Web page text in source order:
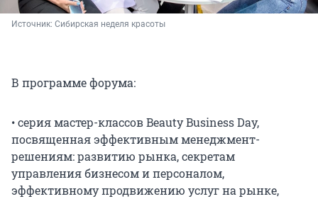
Источник: Сибирская неделя красоты
В программе форума:
• серия мастер-классов Beauty Business Day,
посвященная эффективным менеджмент-
решениям: развитию рынка, секретам
управления бизнесом и персоналом,
эффективному продвижению услуг на рынке,